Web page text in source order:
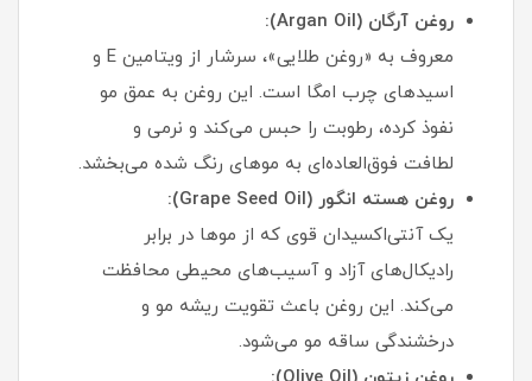
روغن آرگان (Argan Oil):
معروف به «روغن طلایی»، سرشار از ویتامین E و
اسیدهای چرب امگا است. این روغن به عمق مو
نفوذ کرده، رطوبت را حبس می‌کند و نرمی و
لطافت فوق‌العاده‌ای به موهای رنگ شده می‌بخشد.
روغن هسته انگور (Grape Seed Oil):
یک آنتی‌اکسیدان قوی که از موها در برابر
رادیکال‌های آزاد و آسیب‌های محیطی محافظت
می‌کند. این روغن باعث تقویت ریشه مو و
درخشندگی ساقه مو می‌شود.